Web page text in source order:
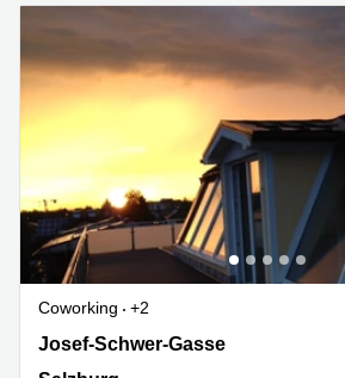
Coworking
+2
Josef-Schwer-Gasse 9a, Salzburg
Josef-Schwer-Gasse